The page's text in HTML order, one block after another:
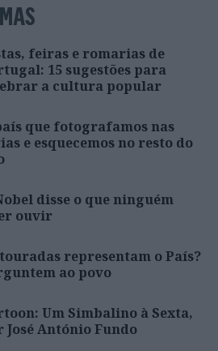
feiras e romarias de
15 sugestões para
a cultura popular
que fotografamos nas
e esquecemos no resto do
disse o que ninguém
ouvir
representam o País?
ao povo
Um Simbalino à Sexta,
José António Fundo